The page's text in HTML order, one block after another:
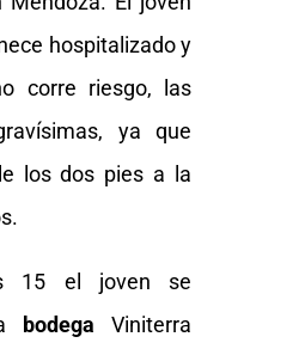
hospitalizado y
corre riesgo, las
ya que
los dos pies a la
15 el joven se
bodega Viniterra